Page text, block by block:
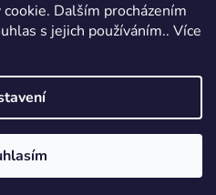
Dalším procházením
s jejich používáním.. Více
SE VÍCE.
. Všechna práva vyhrazena.